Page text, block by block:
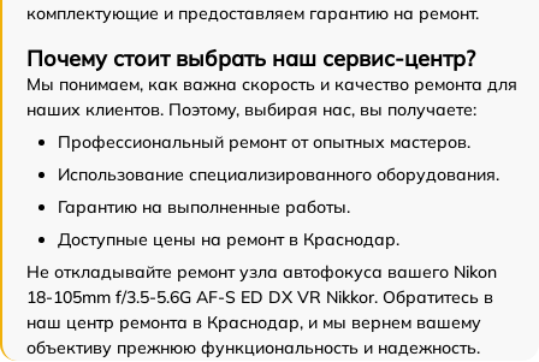
комплектующие и предоставляем гарантию на ремонт.
Почему стоит выбрать наш сервис-центр?
Мы понимаем, как важна скорость и качество ремонта для
наших клиентов. Поэтому, выбирая нас, вы получаете:
Профессиональный ремонт от опытных мастеров.
Использование специализированного оборудования.
Гарантию на выполненные работы.
Доступные цены на ремонт в Краснодар.
Не откладывайте ремонт узла автофокуса вашего Nikon
18-105mm f/3.5-5.6G AF-S ED DX VR Nikkor. Обратитесь в
наш центр ремонта в Краснодар, и мы вернем вашему
объективу прежнюю функциональность и надежность.